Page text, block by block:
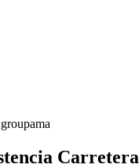
Carretera